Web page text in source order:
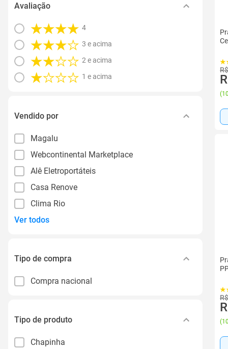
Avaliação
4
3 e acima
2 e acima
1 e acima
Vendido por
Magalu
Webcontinental Marketplace
Alê Eletroportáteis
Casa Renove
Clima Rio
Ver todos
Tipo de compra
Compra nacional
Tipo de produto
Chapinha
(
(